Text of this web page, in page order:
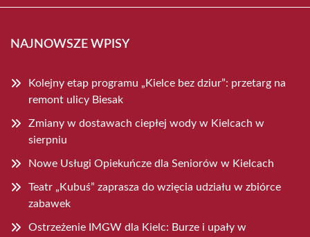
NAJNOWSZE WPISY
Kolejny etap programu „Kielce bez dziur”: przetarg na
remont ulicy Biesak
Zmiany w dostawach ciepłej wody w Kielcach w
sierpniu
Nowe Usługi Opiekuńcze dla Seniorów w Kielcach
Teatr „Kubuś” zaprasza do wzięcia udziału w zbiórce
zabawek
Ostrzeżenie IMGW dla Kielc: Burze i upały w